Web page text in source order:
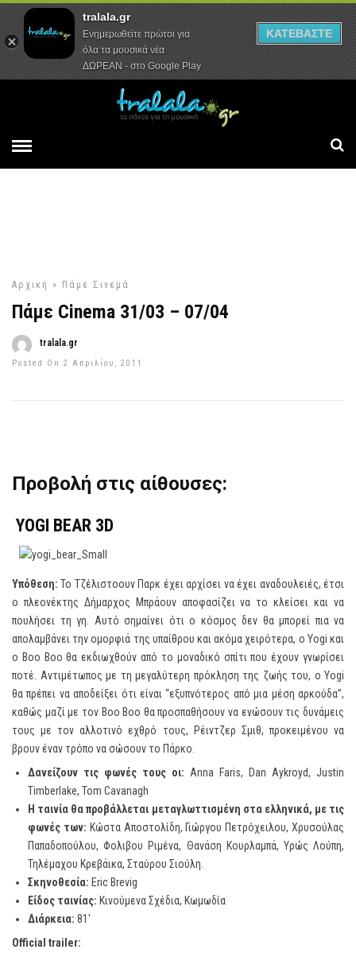
Αρχική Συνεντεύξεις Ρεπορτάζ
Αρχική » Πάμε Σινεμά
Πάμε Cinema 31/03 – 07/04
tralala.gr
Posted On 2 Απριλίου, 2011
Προβολή στις αίθουσες:
YOGI BEAR 3D
Υπόθεση: Το Τζέλιστοουν Παρκ έχει αρχίσει να έχει αναδουλειές, έτσι
ο πλεονέκτης Δήμαρχος Μπράουν αποφασίζει να το κλείσει και να
πουλήσει τη γη. Αυτό σημαίνει ότι ο κόσμος δεν θα μπορεί πια να
απολαμβάνει την ομορφιά της υπαίθρου και ακόμα χειρότερα, ο Yogi και
ο Boo Boo θα εκδιωχθούν από το μοναδικό σπίτι που έχουν γνωρίσει
ποτέ. Αντιμέτωπος με τη μεγαλύτερη πρόκληση της ζωής του, ο Yogi
θα πρέπει να αποδείξει ότι είναι “εξυπνότερος από μια μέση αρκούδα”,
καθώς μαζί με τον Boo Boo θα προσπαθήσουν να ενώσουν τις δυνάμεις
τους με τον αλλοτινό εχθρό τους, Ρέιντζερ Σμιθ, προκειμένου να
βρουν έναν τρόπο να σώσουν το Πάρκο.
Δανείζουν τις φωνές τους οι: Anna Faris, Dan Aykroyd, Justin
Timberlake, Tom Cavanagh
Η ταινία θα προβάλλεται μεταγλωττισμένη στα ελληνικά, με τις
φωνές των: Κώστα Αποστολίδη, Γιώργου Πετρόχειλου, Χρυσούλας
Παπαδοπούλου, Φολιβου Ριμένα, Θανάση Κουρλαμπά, Υρώς Λούπη,
Τηλέμαχου Κρεβάικα, Σταύρου Σιούλη.
Σκηνοθεσία: Eric Brevig
Είδος ταινίας: Κινούμενα Σχέδια, Κωμωδία
Διάρκεια: 81′
Official trailer:
tralala.gr
Ενημερωθείτε πρώτοι για
όλα τα μουσικά νέα
ΔΩΡΕΑΝ - στο Google Play
ΚΑΤΕΒΑΣΤΕ